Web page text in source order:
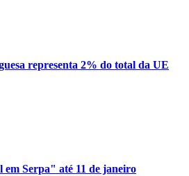
representa 2% do total da UE
Serpa" até 11 de janeiro